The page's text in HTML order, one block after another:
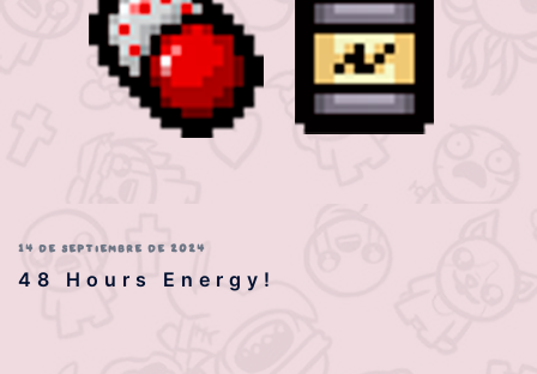
14 DE SEPTIEMBRE DE 2024
48 Hours Energy!